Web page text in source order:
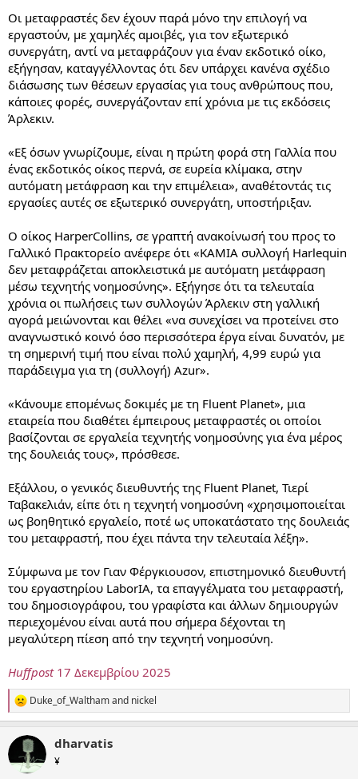
Οι μεταφραστές δεν έχουν παρά μόνο την επιλογή να
εργαστούν, με χαμηλές αμοιβές, για τον εξωτερικό
συνεργάτη, αντί να μεταφράζουν για έναν εκδοτικό οίκο,
εξήγησαν, καταγγέλλοντας ότι δεν υπάρχει κανένα σχέδιο
διάσωσης των θέσεων εργασίας για τους ανθρώπους που,
κάποιες φορές, συνεργάζονταν επί χρόνια με τις εκδόσεις
Άρλεκιν.
«Εξ όσων γνωρίζουμε, είναι η πρώτη φορά στη Γαλλία που
ένας εκδοτικός οίκος περνά, σε ευρεία κλίμακα, στην
αυτόματη μετάφραση και την επιμέλεια», αναθέτοντάς τις
εργασίες αυτές σε εξωτερικό συνεργάτη, υποστήριξαν.
Ο οίκος HarperCollins, σε γραπτή ανακοίνωσή του προς το
Γαλλικό Πρακτορείο ανέφερε ότι «ΚΑΜΙΑ συλλογή Harlequin
δεν μεταφράζεται αποκλειστικά με αυτόματη μετάφραση
μέσω τεχνητής νοημοσύνης». Εξήγησε ότι τα τελευταία
χρόνια οι πωλήσεις των συλλογών Άρλεκιν στη γαλλική
αγορά μειώνονται και θέλει «να συνεχίσει να προτείνει στο
αναγνωστικό κοινό όσο περισσότερα έργα είναι δυνατόν, με
τη σημερινή τιμή που είναι πολύ χαμηλή, 4,99 ευρώ για
παράδειγμα για τη (συλλογή) Azur».
«Κάνουμε επομένως δοκιμές με τη Fluent Planet», μια
εταιρεία που διαθέτει έμπειρους μεταφραστές οι οποίοι
βασίζονται σε εργαλεία τεχνητής νοημοσύνης για ένα μέρος
της δουλειάς τους», πρόσθεσε.
Εξάλλου, ο γενικός διευθυντής της Fluent Planet, Τιερί
Ταβακελιάν, είπε ότι η τεχνητή νοημοσύνη «χρησιμοποιείται
ως βοηθητικό εργαλείο, ποτέ ως υποκατάστατο της δουλειάς
του μεταφραστή, που έχει πάντα την τελευταία λέξη».
Σύμφωνα με τον Γιαν Φέργκιουσον, επιστημονικό διευθυντή
του εργαστηρίου LaborIA, τα επαγγέλματα του μεταφραστή,
του δημοσιογράφου, του γραφίστα και άλλων δημιουργών
περιεχομένου είναι αυτά που σήμερα δέχονται τη
μεγαλύτερη πίεση από την τεχνητή νοημοσύνη.
Huffpost 17 Δεκεμβρίου 2025
R
e
c
Duke_of_Walthamand nickel
dharvatis
¥